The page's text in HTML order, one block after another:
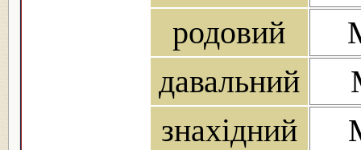
родовий
давальний
знахідний